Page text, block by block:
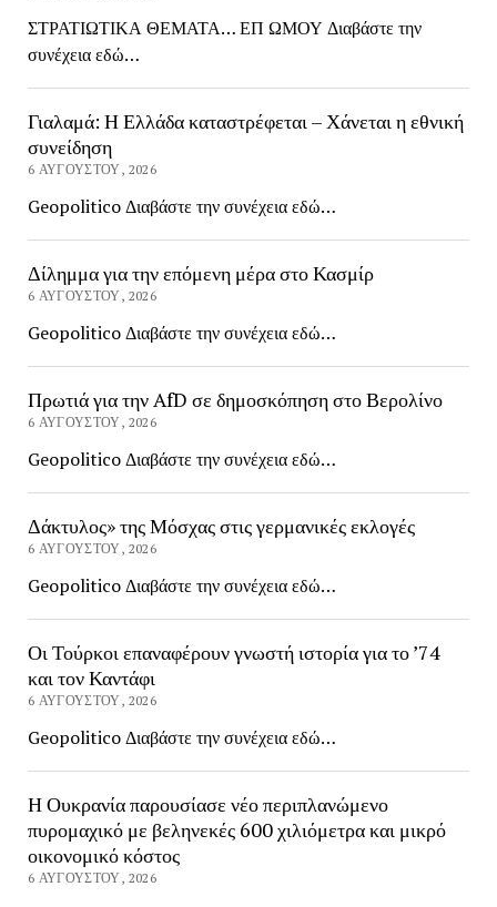
ΣΤΡΑΤΙΩΤΙΚΑ ΘΕΜΑΤΑ… ΕΠ ΩΜΟΥ Διαβάστε την
συνέχεια εδώ…
Γιαλαμά: Η Ελλάδα καταστρέφεται – Χάνεται η εθνική
συνείδηση
6 ΑΥΓΟΎΣΤΟΥ, 2026
Geopolitico Διαβάστε την συνέχεια εδώ…
Δίλημμα για την επόμενη μέρα στο Κασμίρ
6 ΑΥΓΟΎΣΤΟΥ, 2026
Geopolitico Διαβάστε την συνέχεια εδώ…
Πρωτιά για την AfD σε δημοσκόπηση στο Βερολίνο
6 ΑΥΓΟΎΣΤΟΥ, 2026
Geopolitico Διαβάστε την συνέχεια εδώ…
Δάκτυλος» της Μόσχας στις γερμανικές εκλογές
6 ΑΥΓΟΎΣΤΟΥ, 2026
Geopolitico Διαβάστε την συνέχεια εδώ…
Οι Τούρκοι επαναφέρουν γνωστή ιστορία για το ’74
και τον Καντάφι
6 ΑΥΓΟΎΣΤΟΥ, 2026
Geopolitico Διαβάστε την συνέχεια εδώ…
Η Ουκρανία παρουσίασε νέο περιπλανώμενο
πυρομαχικό με βεληνεκές 600 χιλιόμετρα και μικρό
οικονομικό κόστος
6 ΑΥΓΟΎΣΤΟΥ, 2026